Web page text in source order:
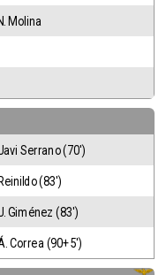
Molina
Serrano (70')
Reinildo (83')
Giménez (83')
Correa (90+5')